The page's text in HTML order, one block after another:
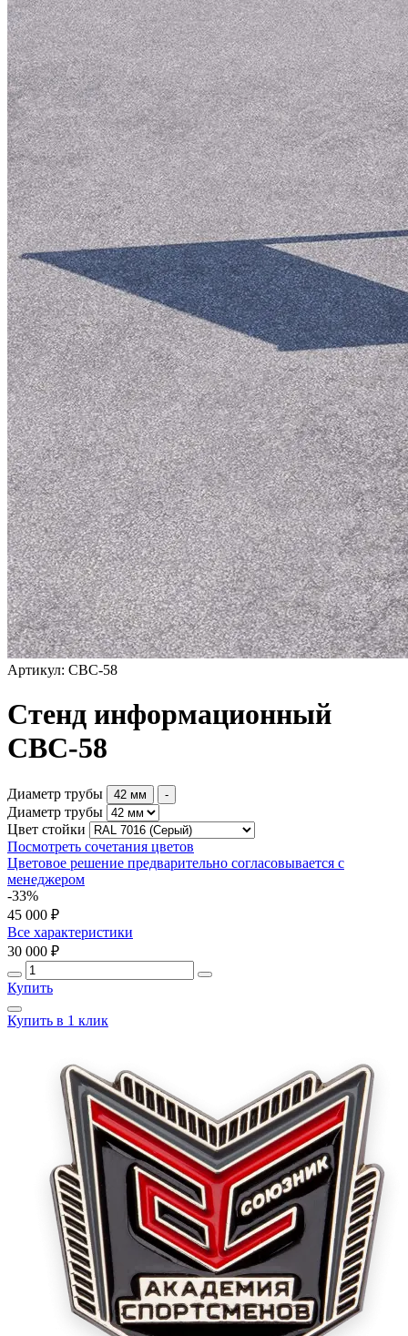
Артикул: СВС-58
Стенд информационный
СВС-58
Диаметр трубы 42 мм -
Диаметр трубы
Цвет стойки
Посмотреть сочетания цветов
Цветовое решение предварительно согласовывается с
менеджером
-33%
45 000 ₽
Все характеристики
30 000 ₽
Купить
Купить в 1 клик